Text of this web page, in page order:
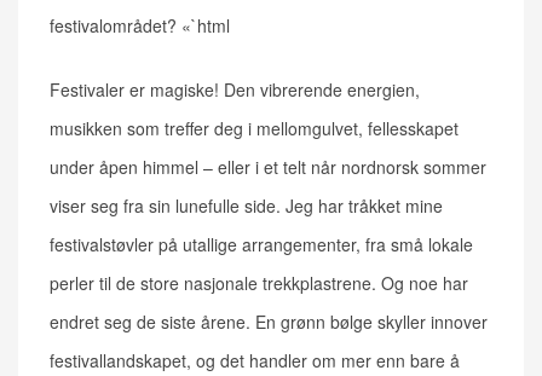
festivalområdet? «`html
Festivaler er magiske! Den vibrerende energien,
musikken som treffer deg i mellomgulvet, fellesskapet
under åpen himmel – eller i et telt når nordnorsk sommer
viser seg fra sin lunefulle side. Jeg har tråkket mine
festivalstøvler på utallige arrangementer, fra små lokale
perler til de store nasjonale trekkplastrene. Og noe har
endret seg de siste årene. En grønn bølge skyller innover
festivallandskapet, og det handler om mer enn bare å